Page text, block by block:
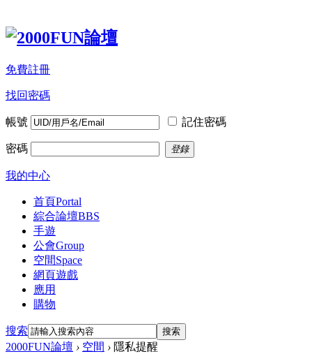
免費註冊
找回密碼
帳號 記住密碼
密碼 登錄
我的中心
首頁Portal
綜合論壇BBS
手遊
公會Group
空間Space
網頁遊戲
應用
購物
搜索 搜索
2000FUN論壇 › 空間 › 隱私提醒